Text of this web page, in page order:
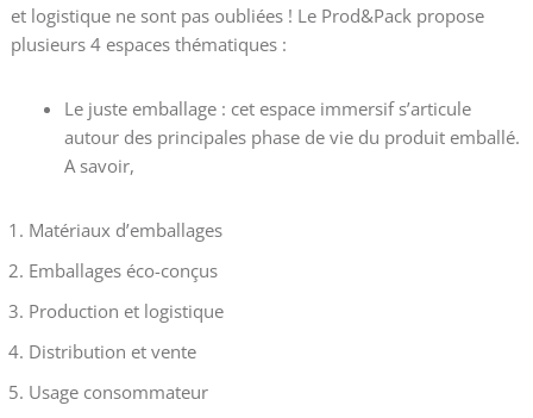
et logistique ne sont pas oubliées ! Le Prod&Pack propose
plusieurs 4 espaces thématiques :
Le juste emballage : cet espace immersif s’articule
autour des principales phase de vie du produit emballé.
A savoir,
Matériaux d’emballages
Emballages éco-conçus
Production et logistique
Distribution et vente
Usage consommateur